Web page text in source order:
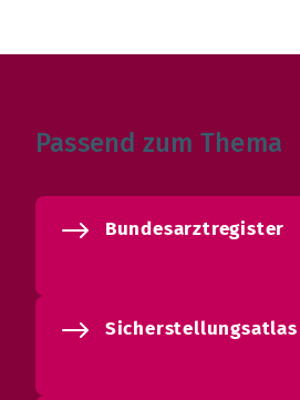
Passend zum Thema
Bundesarztregister
Sicherstellungsatlas